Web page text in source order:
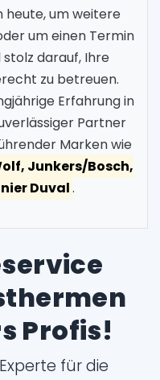
heute, um weitere
um einen Termin
stolz darauf, Ihre
zu betreuen.
Erfahrung in
Partner
Marken wie
Junkers/Bosch,
Duval.
Profis!
für die